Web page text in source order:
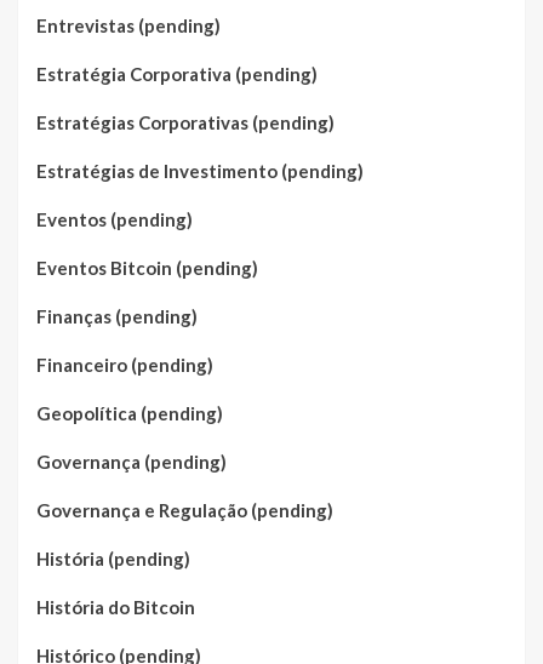
Entrevistas (pending)
Estratégia Corporativa (pending)
Estratégias Corporativas (pending)
Estratégias de Investimento (pending)
Eventos (pending)
Eventos Bitcoin (pending)
Finanças (pending)
Financeiro (pending)
Geopolítica (pending)
Governança (pending)
Governança e Regulação (pending)
História (pending)
História do Bitcoin
Histórico (pending)